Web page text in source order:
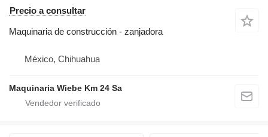
Precio a consultar
Maquinaria de construcción - zanjadora
México, Chihuahua
Maquinaria Wiebe Km 24 Sa